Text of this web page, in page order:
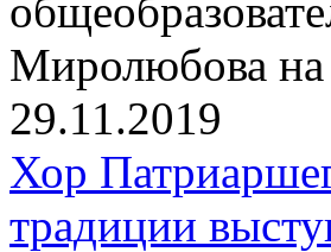
Миролюбова на
29.11.2019
Хор
традиции